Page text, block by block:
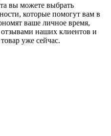
вы можете выбрать
которые помогут вам в
ваше личное время,
наших клиентов и
уже сейчас.